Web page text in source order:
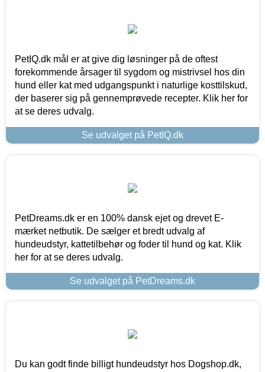
PetIQ.dk mål er at give dig løsninger på de oftest
forekommende årsager til sygdom og mistrivsel hos din
hund eller kat med udgangspunkt i naturlige kosttilskud,
der baserer sig på gennemprøvede recepter. Klik her for
at se deres udvalg.
Se udvalget på PetIQ.dk
PetDreams.dk er en 100% dansk ejet og drevet E-
mærket netbutik. De sælger et bredt udvalg af
hundeudstyr, kattetilbehør og foder til hund og kat. Klik
her for at se deres udvalg.
Se udvalget på PetDreams.dk
Du kan godt finde billigt hundeudstyr hos Dogshop.dk,